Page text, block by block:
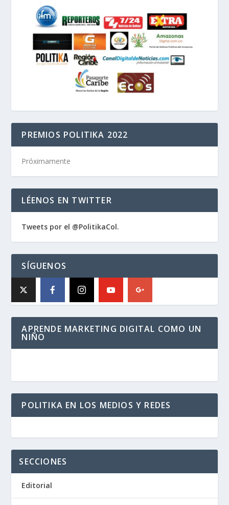
PREMIOS POLITIKA 2022
Próximamente
LÉENOS EN TWITTER
Tweets por el @PolitikaCol.
SÍGUENOS
APRENDE MARKETING DIGITAL COMO UN
NIÑO
POLITIKA EN LOS MEDIOS Y REDES
SECCIONES
Editorial